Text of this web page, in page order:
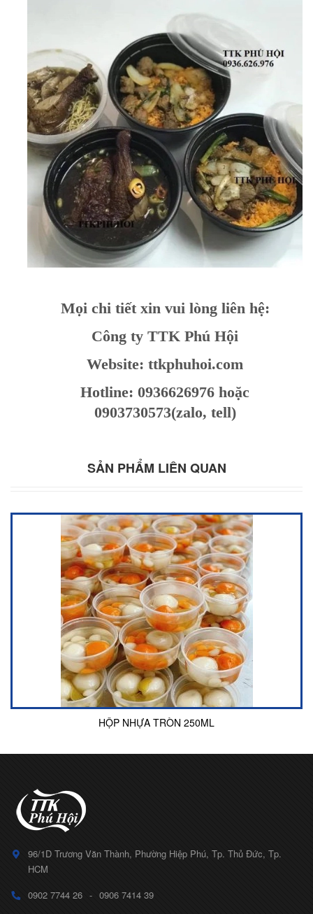
Mọi chi tiết xin vui lòng liên hệ:
Công ty TTK Phú Hội
Website: ttkphuhoi.com
Hotline: 0936626976 hoặc
0903730573(zalo, tell)
SẢN PHẨM LIÊN QUAN
HỘP NHỰA TRÒN 250ML
96/1D Trương Văn Thành, Phường Hiệp Phú, Tp. Thủ Đức, Tp.
HCM
0902 7744 26 - 0906 7414 39